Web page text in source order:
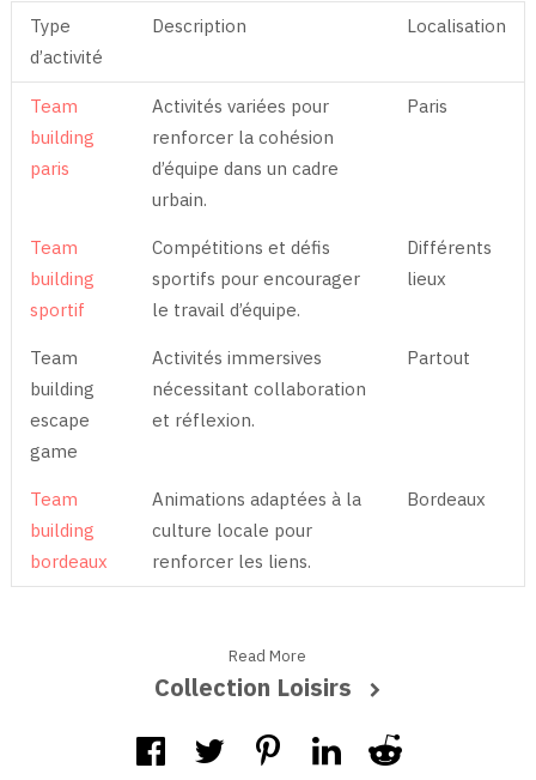
Type
d’activité
Description Localisation
Team
building
paris
Activités variées pour
renforcer la cohésion
d’équipe dans un cadre
urbain.
Paris
Team
building
sportif
Compétitions et défis
sportifs pour encourager
le travail d’équipe.
Différents
lieux
Team
building
escape
game
Activités immersives
nécessitant collaboration
et réflexion.
Partout
Team
building
bordeaux
Animations adaptées à la
culture locale pour
renforcer les liens.
Bordeaux
Read More
Collection Loisirs